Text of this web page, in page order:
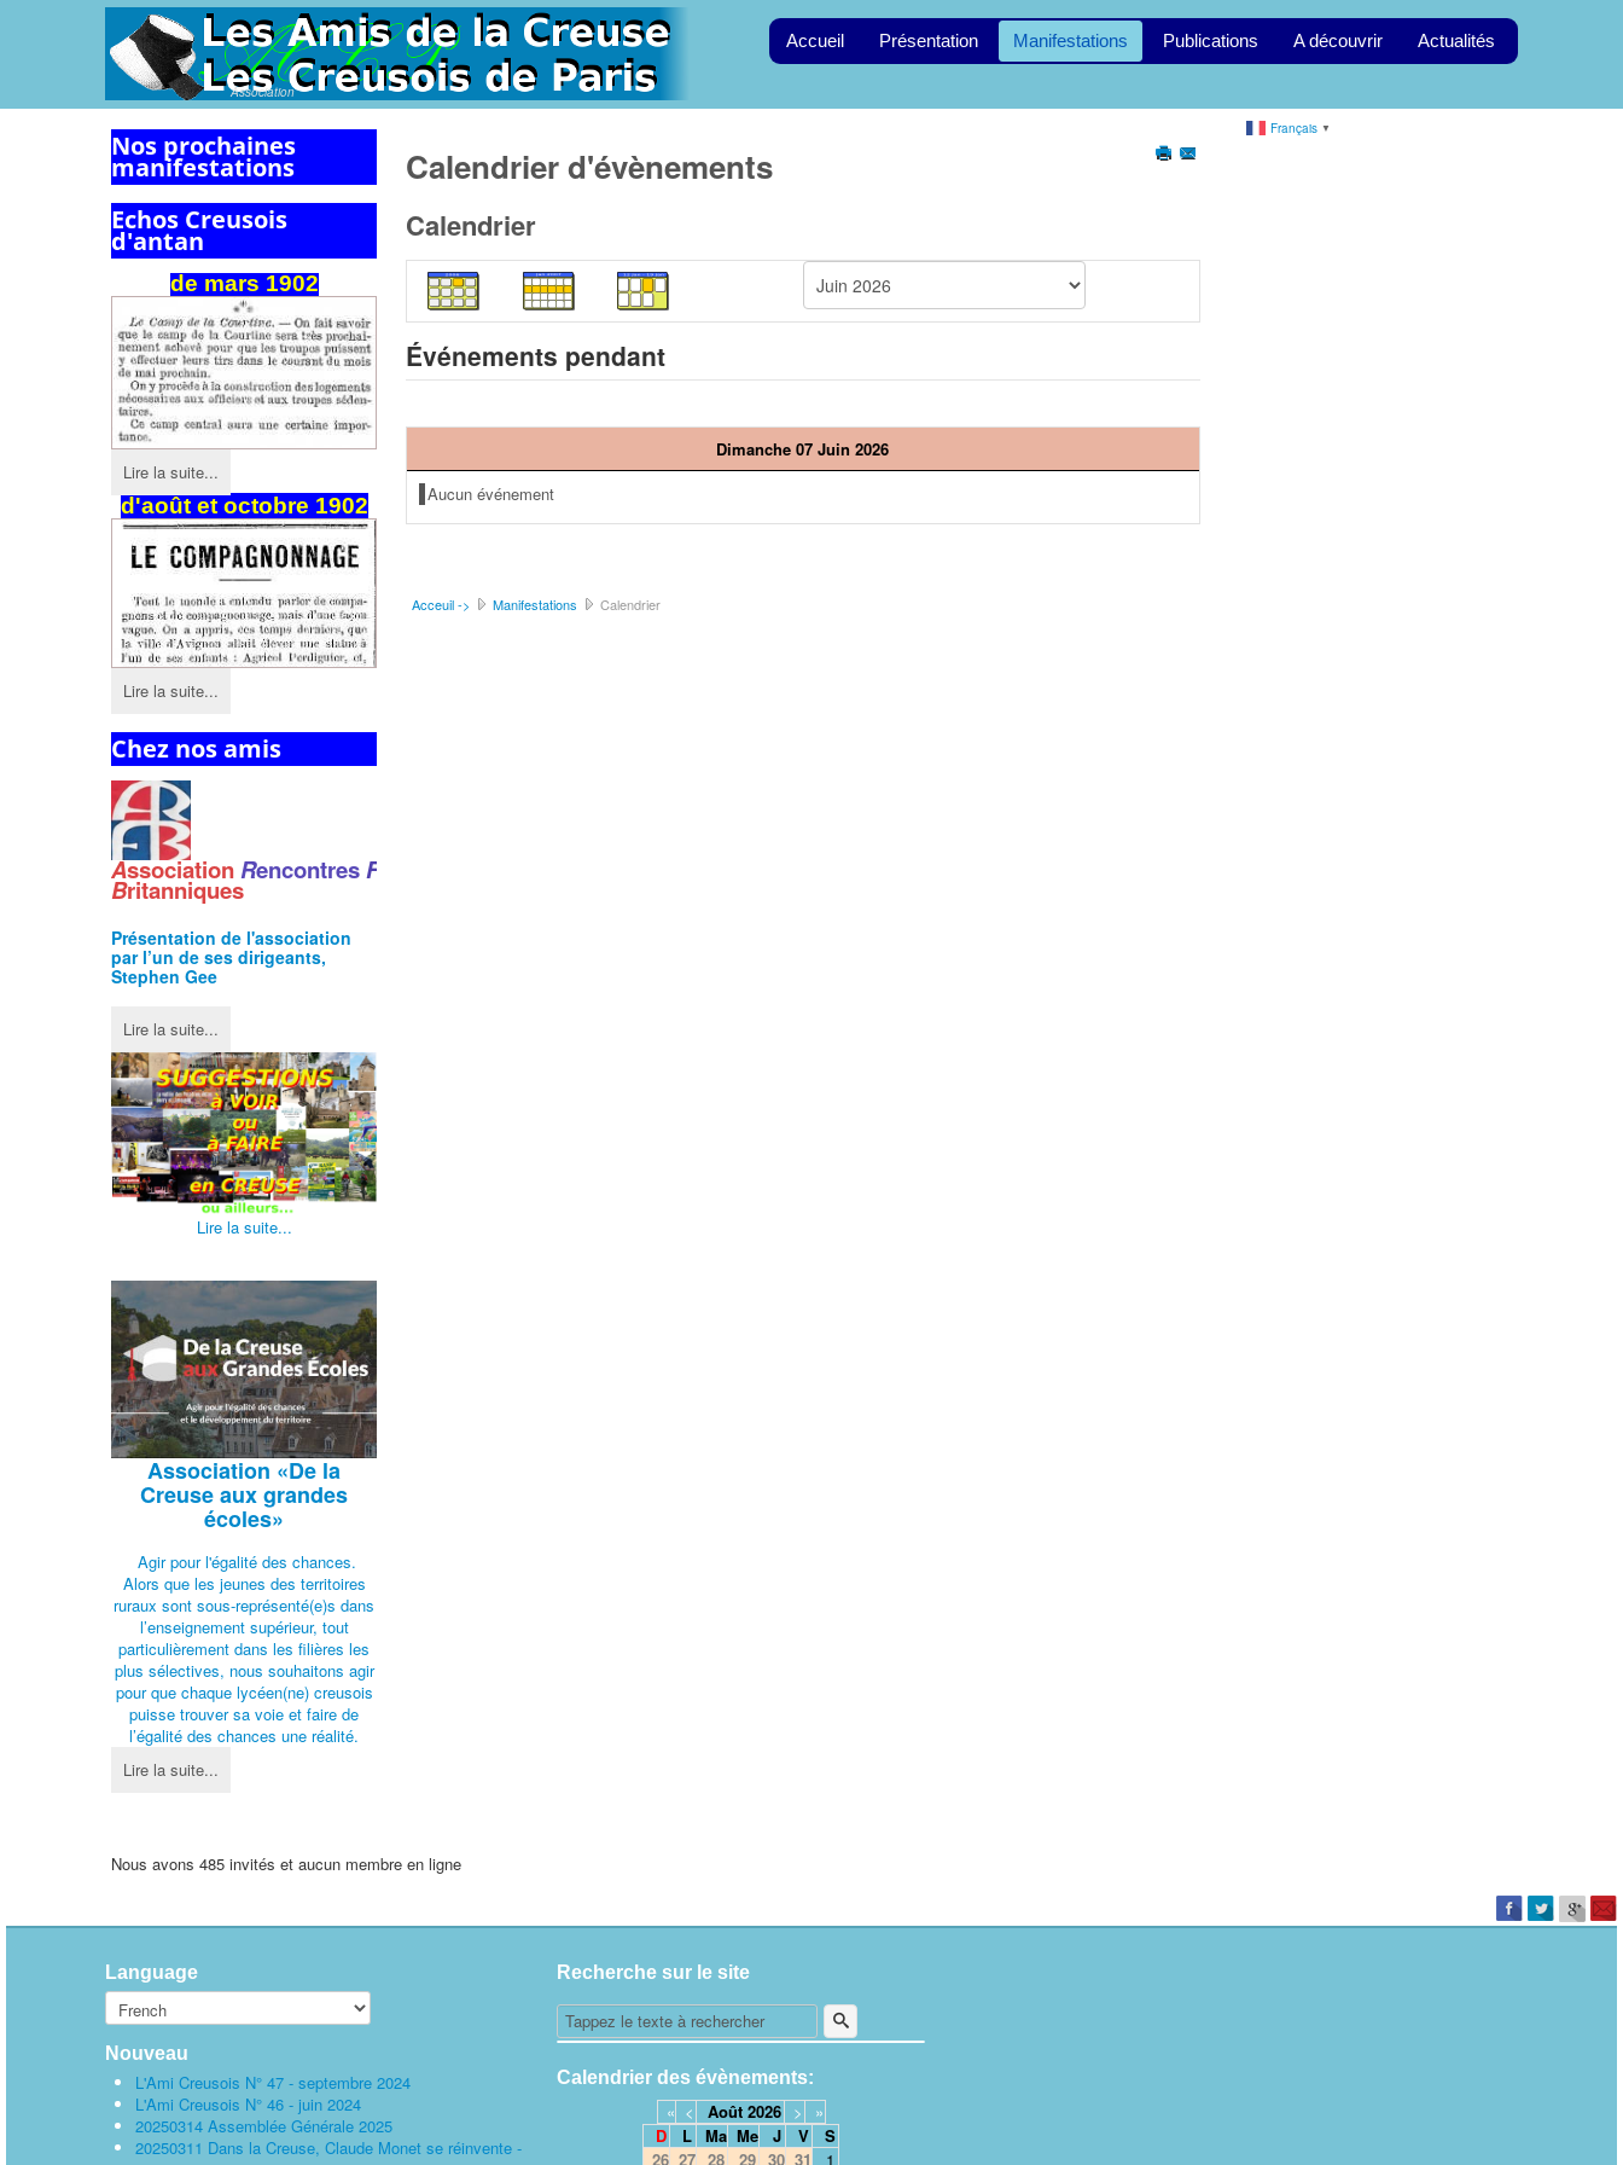
Association
Accueil Présentation Manifestations Publications A découvrir Actualités
Nos prochaines
manifestations
Echos Creusois
d'antan
de mars 1902
Lire la suite...
d'août et octobre 1902
Lire la suite...
Chez nos amis
AssociationRencontresF
Britanniques
Présentation de l'association
par l’un de ses dirigeants,
Stephen Gee
Lire la suite...
Lire la suite...
Association «De la
Creuse aux grandes
écoles»
Agir pour l'égalité des chances.
Alors que les jeunes des territoires
ruraux sont sous-représenté(e)s dans
l’enseignement supérieur, tout
particulièrement dans les filières les
plus sélectives, nous souhaitons agir
pour que chaque lycéen(ne) creusois
puisse trouver sa voie et faire de
l’égalité des chances une réalité.
Lire la suite...
Calendrier d'évènements
Calendrier
Événements pendant
Dimanche 07 Juin 2026
Aucun événement
Acceuil -> Manifestations Calendrier
Français ▼
Nous avons 485 invités et aucun membre en ligne
Language
Nouveau
L'Ami Creusois N° 47 - septembre 2024
L'Ami Creusois N° 46 - juin 2024
20250314 Assemblée Générale 2025
20250311 Dans la Creuse, Claude Monet se réinvente -
Recherche sur le site
Calendrier des évènements:
« < Août 2026 >
»
D
L Ma Me J V
S
26 27 28 29 30 31 1